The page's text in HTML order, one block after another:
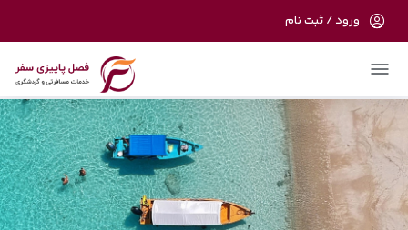
ورود / ثبت نام
در حال حاضر ارتباط با سرور قطع می باشد
لطفا دقایقی بعد مجددا تلاش کنید.